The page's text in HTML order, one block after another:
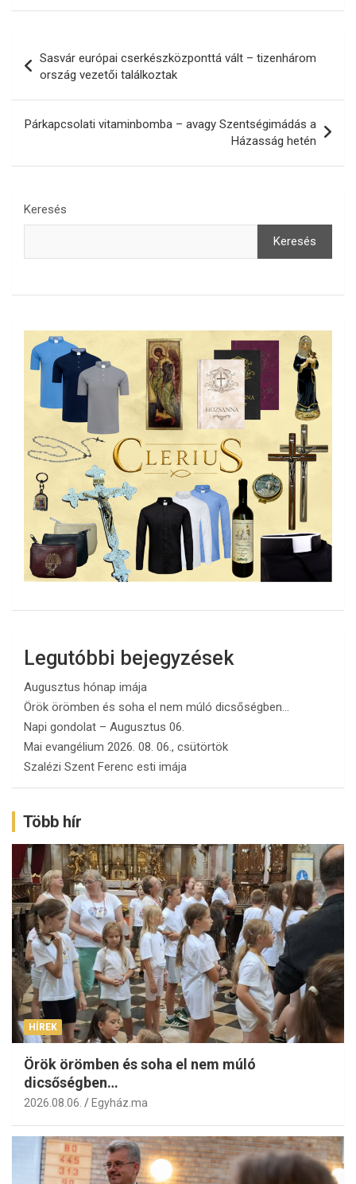
navigáció
Sasvár európai cserkészközponttá vált – tizenhárom
ország vezetői találkoztak
Párkapcsolati vitaminbomba – avagy Szentségimádás a
Házasság hetén
Keresés
Keresés
Legutóbbi bejegyzések
Augusztus hónap imája
Örök örömben és soha el nem múló dicsőségben…
Napi gondolat – Augusztus 06.
Mai evangélium 2026. 08. 06., csütörtök
Szalézi Szent Ferenc esti imája
Több hír
HÍREK
Örök örömben és soha el nem múló
dicsőségben…
2026.08.06. Egyház.ma